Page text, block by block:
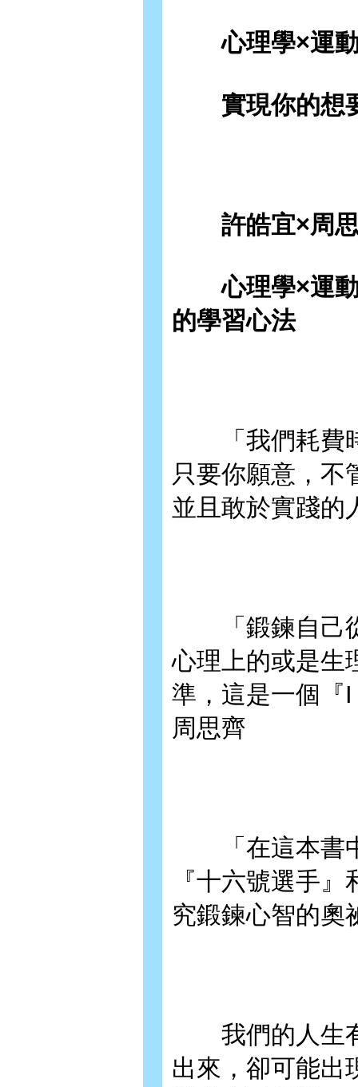
心理學×運動
實現你的想
許皓宜×周思
心理學×運動
的學習心法
「我們耗費時
只要你願意，不
並且敢於實踐
「鍛鍊自己從
心理上的或是生
準，這是一個『
周思齊
「在這本書中
『十六號選手
究鍛鍊心智的奧
我們的人生有
出來，卻可能出